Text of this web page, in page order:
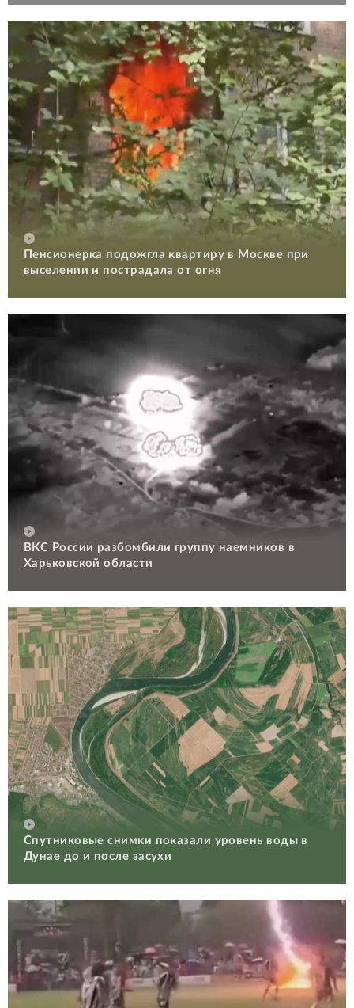
Пенсионерка подожгла квартиру в Москве при
выселении и пострадала от огня
ВКС России разбомбили группу наемников в
Харьковской области
Спутниковые снимки показали уровень воды в
Дунае до и после засухи